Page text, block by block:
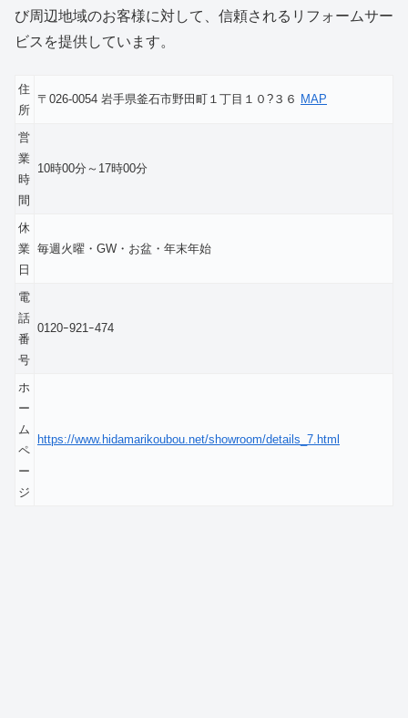
び周辺地域のお客様に対して、信頼されるリフォームサー
ビスを提供しています。
住
所
〒026-0054 岩手県釜石市野田町１丁目１０?３６ MAP
営
業
時
間
10時00分～17時00分
休
業
日
毎週火曜・GW・お盆・年末年始
電
話
番
号
0120ｰ921ｰ474
ホ
ー
ム
ペ
ー
ジ
https://www.hidamarikoubou.net/showroom/details_7.html